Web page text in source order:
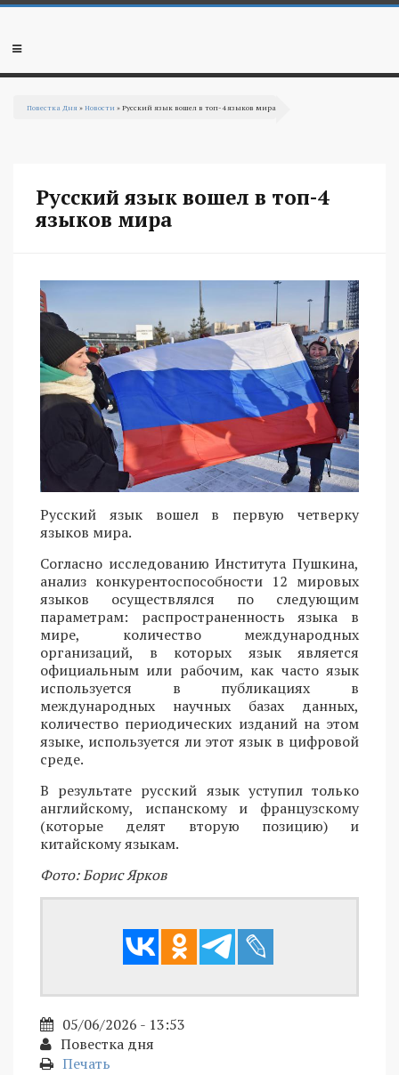
Перейти к основному содержанию
Мобильное
Повестка Дня »Новости » Русский язык вошел в топ-4 языков мира
Русский язык вошел в топ-4
языков мира
Русский язык вошел в первую четверку
языков мира.
Согласно исследованию Института Пушкина,
анализ конкурентоспособности 12 мировых
языков осуществлялся по следующим
параметрам: распространенность языка в
мире, количество международных
организаций, в которых язык является
официальным или рабочим, как часто язык
используется в публикациях в
международных научных базах данных,
количество периодических изданий на этом
языке, используется ли этот язык в цифровой
среде.
В результате русский язык уступил только
английскому, испанскому и французскому
(которые делят вторую позицию) и
китайскому языкам.
Фото: Борис Ярков
05/06/2026 - 13:53
Повестка дня
Печать